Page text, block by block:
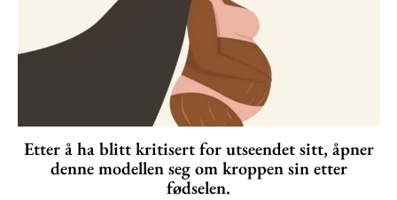
Etter å ha blitt kritisert for utseendet sitt, åpner
denne modellen seg om kroppen sin etter
fødselen.